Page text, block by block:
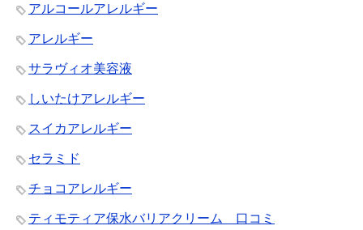
アルコールアレルギー
アレルギー
サラヴィオ美容液
しいたけアレルギー
スイカアレルギー
セラミド
チョコアレルギー
ティモティア保水バリアクリーム 口コミ